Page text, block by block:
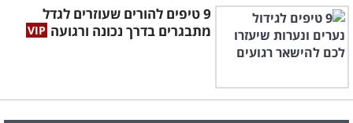
9 טיפים להורים שעוזרים לגדל
מתבגרים בדרך נכונה ורגועה